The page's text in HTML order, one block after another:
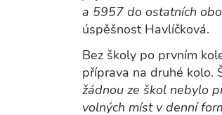
a 5957 do ostatních
úspěšnost Havlíčková.
Bez školy po prvním
příprava na druhé kolo.
žádnou ze škol nebylo
volných míst v denní